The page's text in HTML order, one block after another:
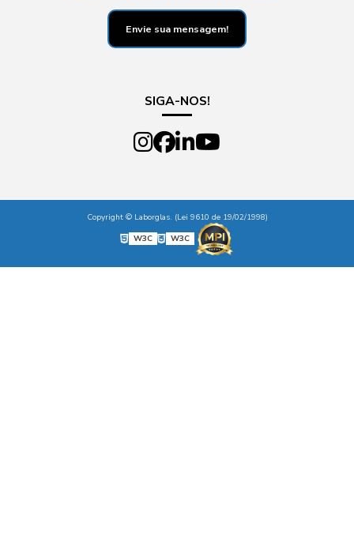
Envie sua mensagem!
SIGA-NOS!
Copyright © Laborglas. (Lei 9610 de 19/02/1998)
W3C
W3C